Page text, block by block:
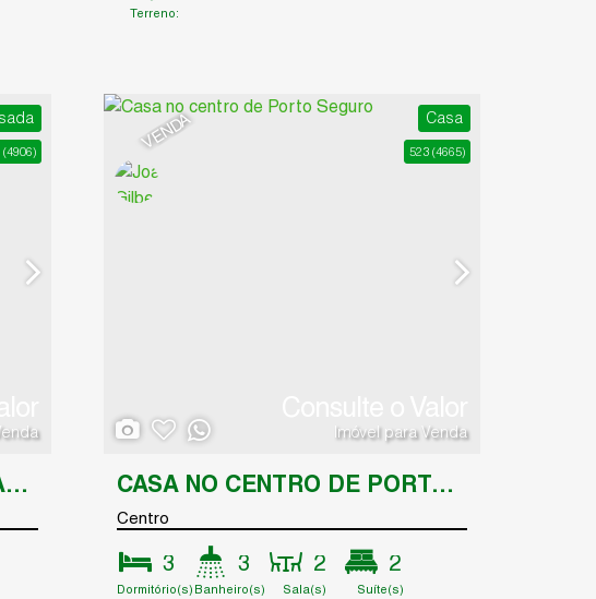
Terreno:
(4906)
POUSADA NO CENTRO DE ARRAIAL D'AJUDA
VENDA 523 (4665)
Casa
Imóvel para Venda
CASA NO CENTRO DE PORTO SEGURO
Centro
3
Dormitório(s)
3
Banheiro(s)
2
Sala(s)
2
Suíte(s)